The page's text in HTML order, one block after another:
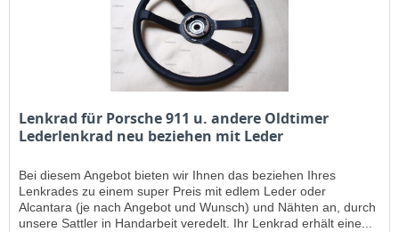
Lenkrad für Porsche 911 u. andere Oldtimer
Lederlenkrad neu beziehen mit Leder
Bei diesem Angebot bieten wir Ihnen das beziehen Ihres
Lenkrades zu einem super Preis mit edlem Leder oder
Alcantara (je nach Angebot und Wunsch) und Nähten an, durch
unsere Sattler in Handarbeit veredelt. Ihr Lenkrad erhält eine...